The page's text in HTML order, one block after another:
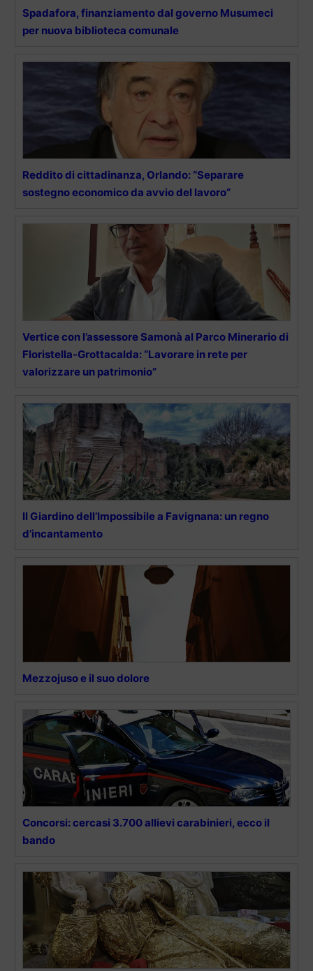
Spadafora, finanziamento dal governo Musumeci
per nuova biblioteca comunale
Reddito di cittadinanza, Orlando: “Separare
sostegno economico da avvio del lavoro”
Vertice con l’assessore Samonà al Parco Minerario di
Floristella-Grottacalda: “Lavorare in rete per
valorizzare un patrimonio”
Il Giardino dell’Impossibile a Favignana: un regno
d’incantamento
Mezzojuso e il suo dolore
Concorsi: cercasi 3.700 allievi carabinieri, ecco il
bando